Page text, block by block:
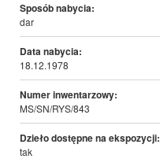
Sposób nabycia:
dar
Data nabycia:
18.12.1978
Numer inwentarzowy:
MS/SN/RYS/843
Dzieło dostępne na ekspozycji:
tak